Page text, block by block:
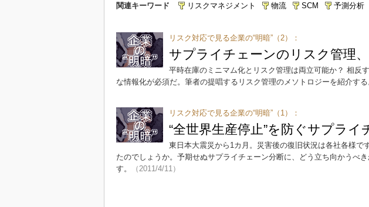
関連キーワード リスクマネジメント 物流 SCM 予測分析
リスク対応で見る企業の“明暗”（2）：
サプライチェーンのリスク管理
平時在庫のミニマム化とリスク管理は両立可能か？ 相反
な情報化が必須だ。筆者の提唱するリスク管理のメソトロジーを紹介する
リスク対応で見る企業の“明暗”（1）：
“全世界生産停止”を防ぐサプライ
東日本大震災から1カ月。災害後の復旧状況は各社各様で
たのでしょうか。予期せぬサプライチェーン分断に、どう立ち向かうべ
す。
（2011/4/11）